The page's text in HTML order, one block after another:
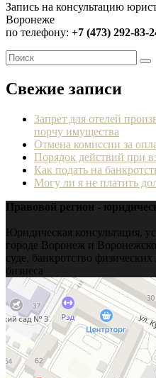
Запись на консультацию
Воронеже
по телефону: +7 (473) 292-83-
Свежие записи
Запрет для отелей
порчу имущества
Отмена комиссии за
Порядок действий при
Как подать на
Могу ли я не платить
Правовой регион -
Юридическая консультация,
городе Воронеж и
суде, банкротство
бизнеса